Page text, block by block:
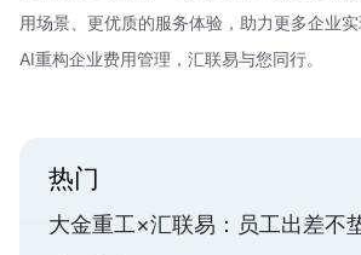
用场景、更优质的服务体验，助力更多企业实
AI重构企业费用管理，汇联易与您同行。
热门
大金重工×汇联易：员工出差不